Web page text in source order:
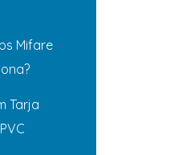
Mifare
Tarja